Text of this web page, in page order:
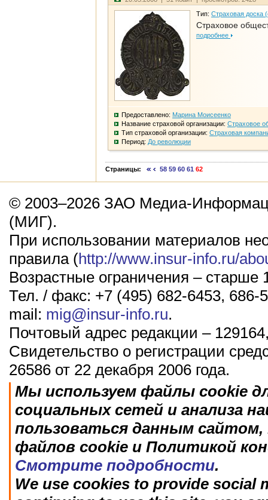
Тип: Страховая доска
Страховое
подробнее
Предоставлено: Марина Моисеенко
Название страховой организации: Страховое
Тип страховой организации: Страховая
Период: До революции
Страницы: 58 59 60 61 62
© 2003–2026 ЗАО Медиа-
(МИГ).
При использовании материалов
правила (http://www.insur-info.ru/
Возрастные ограничения – старше
Тел. / факс: +7 (495) 682-6453, 686-
mail: mig@insur-info.ru.
Почтовый адрес редакции –
Свидетельство о регистрации
26586 от 22 декабря 2006 года.
Мы используем файлы cookie
социальных сетей и анализа
пользоваться данным
файлов cookie и Политикой
Смотрите подробности.
We use cookies to provide social